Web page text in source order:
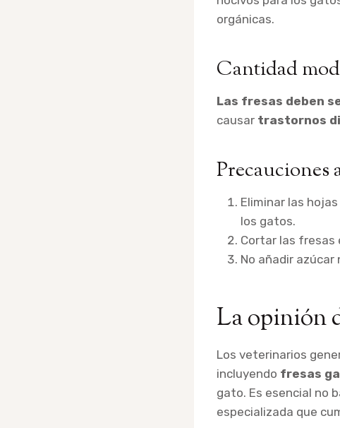
orgánicas.
Cantidad
Las fresas deben
causar trastornos
Precauciones
Eliminar las
los gatos.
Cortar las fresas
No añadir
La opinión
Los veterinarios
incluyendo fresas
gato. Es esencial no
especializada que